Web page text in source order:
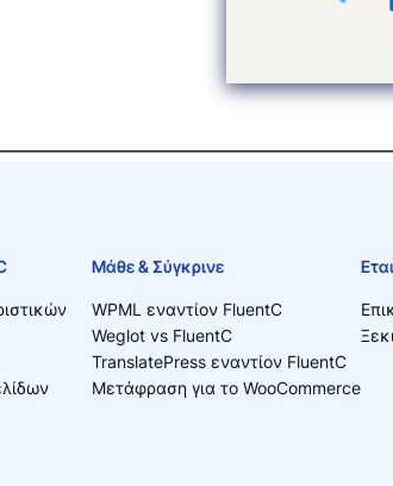
Μάθε & Σύγκρινε
WPML εναντίον FluentC
Weglot vs FluentC
TranslatePress εναντίον FluentC
Μετάφραση για το WooCommerce